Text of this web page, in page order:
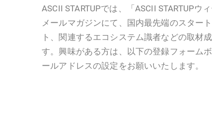
ASCII STARTUPでは、「ASCII STARTUPウ
メールマガジンにて、国内最先端のスター
ト、関連するエコシステム識者などの取材
す。興味がある方は、以下の登録フォーム
ールアドレスの設定をお願いいたします。